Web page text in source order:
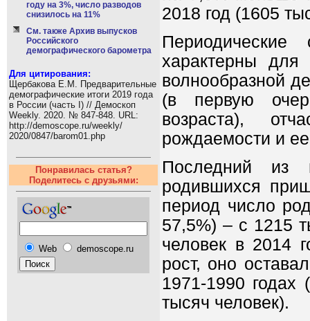
году на 3%, число разводов
снизилось на 11%
См. также Архив выпусков
Российского
демографического барометра
Для цитирования:
Щербакова Е.М. Предварительные
демографические итоги 2019 года
в России (часть I) // Демоскоп
Weekly. 2020. № 847-848. URL:
http://demoscope.ru/weekly/
2020/0847/barom01.php
Понравилась статья?
Поделитесь с друзьями:
Web demoscope.ru
2018 год (1605
характерны
волнообразной
(в первую
возраста),
рождаемости и
Последний из
родившихся
период число
57,5%) – с 1215
человек в 2014
рост, оно
1971-1990
тысяч человек).